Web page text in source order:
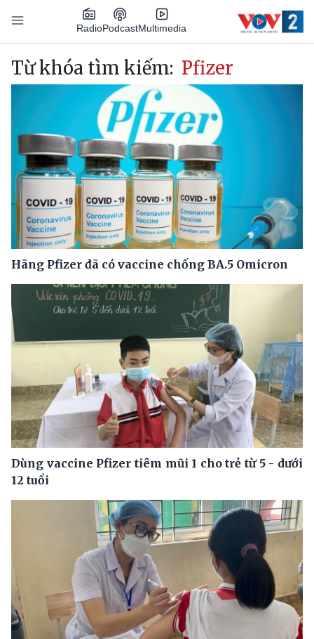
Nhảy đến nội dung
RadioPodcastMultimedia
Main navigation
Từ khóa tìm kiếm: Pfizer
Hãng Pfizer đã có vaccine chống BA.5 Omicron
Dùng vaccine Pfizer tiêm mũi 1 cho trẻ từ 5 - dưới
12 tuổi